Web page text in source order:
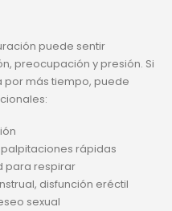
puede sentir
preocupación y presión. Si
por más tiempo, puede
rápidas
para respirar
disfunción eréctil
sexual